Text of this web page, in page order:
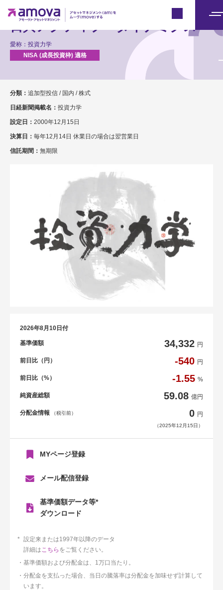
ニ
日興アクティブ・ダイナミクス
愛称：投資力学
分類： 追加型投信 / 国内 / 株式
日経新聞掲載名： 投資力学
設定日： 2000年12月15日
決算日： 毎年12月14日 休業日の場合は翌営業日
信託期間： 無期限
2026年8月10日付
基準価額 34,332 円
前日比（円） -540 円
前日比（%） -1.55 %
純資産総額 59.08 億円
分配金情報 （税引前） 0 円
（2025年12月15日）
MYページ登録
メール配信登録
基準価額データ等*
ダウンロード
設定来または1997年以降のデータ
詳細はこちら をご覧ください。
基準価額および分配金は、1万口当たり。
分配金を支払った場合、当日の騰落率は分配金を加味せず計算して
います。